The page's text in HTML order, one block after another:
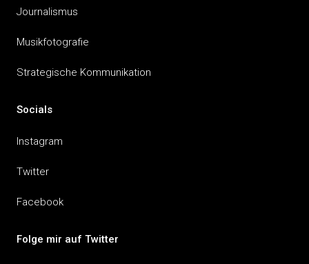
Journalismus
Musikfotografie
Strategische Kommunikation
Socials
Instagram
Twitter
Facebook
Folge mir auf Twitter